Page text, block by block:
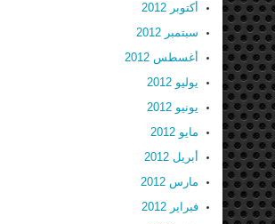
أكتوبر 2012
سبتمبر 2012
أغسطس 2012
يوليو 2012
يونيو 2012
مايو 2012
أبريل 2012
مارس 2012
فبراير 2012